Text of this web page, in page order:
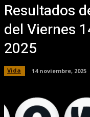
Resultados
del Viernes
2025
Vida 14 noviembre, 2025